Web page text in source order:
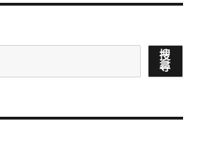
搜
尋